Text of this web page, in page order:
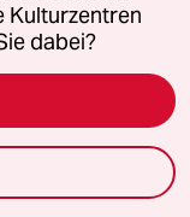
man sich mit
- ich
zufrieden gibt.
dachte
es nicht um die
gedruckte
sie gemacht
Kulturzentren
dabei?